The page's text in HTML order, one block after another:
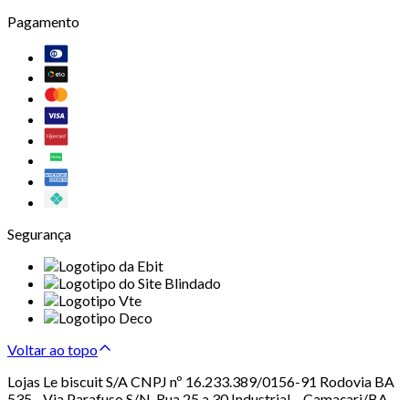
Pagamento
Segurança
Voltar ao topo
Lojas Le biscuit S/A CNPJ nº 16.233.389/0156-91 Rodovia BA